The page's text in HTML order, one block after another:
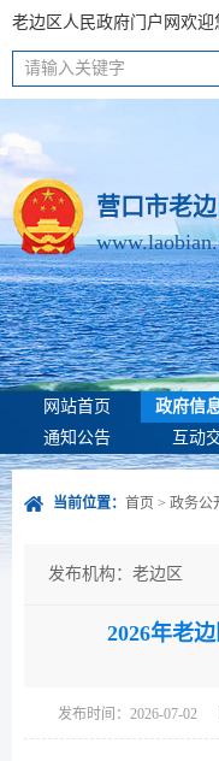
老边区人民政府门户网欢迎
请输入关键字
营口市老
网站首页 政府信
通知公告
互动
当前位置： 首页 > 政务公
发布机构：老边区
成文日期：2026-07-02
2026年老
发布时间：2026-07-02